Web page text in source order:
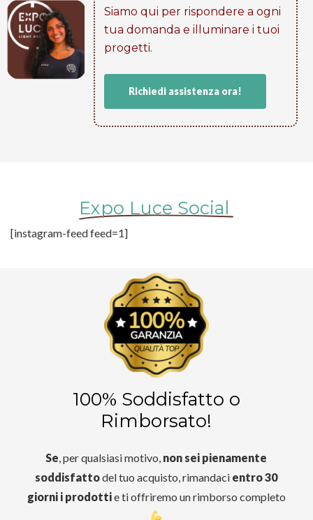
Siamo qui per rispondere a ogni
tua domanda e illuminare i tuoi
progetti​.
Richiedi assistenza ora!
Expo Luce Social
[instagram-feed feed=1]
100% Soddisfatto o
Rimborsato!
Se , per qualsiasi motivo, non sei pienamente
soddisfattodel tuo acquisto, rimandaci entro 30
giorni i prodottie ti offriremo un rimborso completo